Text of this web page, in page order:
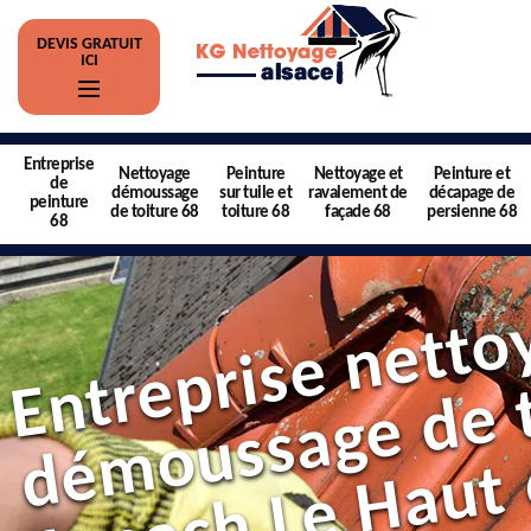
DEVIS GRATUIT
ICI
Entreprise
de
peinture
68
Nettoyage
démoussage
de toiture 68
Peinture
sur tuile et
toiture 68
Nettoyage et
ravalement de
façade 68
Peinture et
décapage de
persienne 68